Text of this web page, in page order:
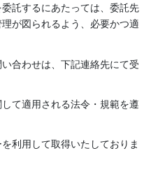
託するにあたっては、委託先
が図られるよう、必要かつ適
合わせは、下記連絡先にて受
て適用される法令・規範を遵
利用して取得いたしておりま
り」、輪島市「輪島大祭」、